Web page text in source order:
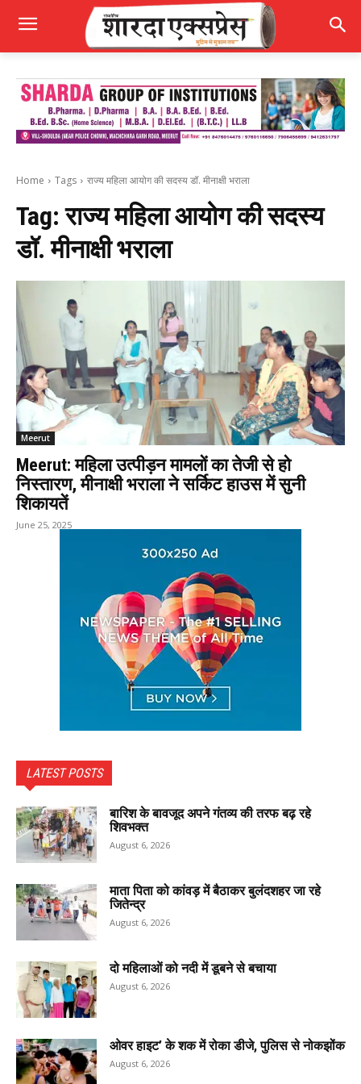
Home Tags राज्य महिला आयोग की सदस्य डॉ. मीनाक्षी भराला
Tag:राज्य महिला आयोग की सदस्य
डॉ. मीनाक्षी भराला
Meerut
Meerut: महिला उत्पीड़न मामलों का तेजी से हो
निस्तारण, मीनाक्षी भराला ने सर्किट हाउस में सुनी
शिकायतें
June 25, 2025
LATEST POSTS
बारिश के बावजूद अपने गंतव्य की तरफ बढ़ रहे
शिवभक्त
August 6, 2026
माता पिता को कांवड़ में बैठाकर बुलंदशहर जा रहे
जितेन्द्र
August 6, 2026
दो महिलाओं को नदी में डूबने से बचाया
August 6, 2026
ओवर हाइट’ के शक में रोका डीजे, पुलिस से नोकझोंक
August 6, 2026